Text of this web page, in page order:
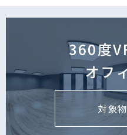
360度
オフ
対象